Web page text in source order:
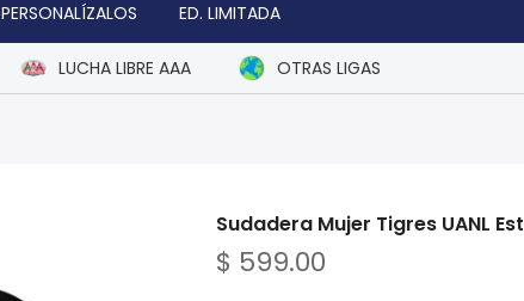
PERSONALÍZALOS ED. LIMITADA
LUCHA LIBRE AAA OTRAS LIGAS
Sudadera Mujer Tigres UANL
$ 599.00